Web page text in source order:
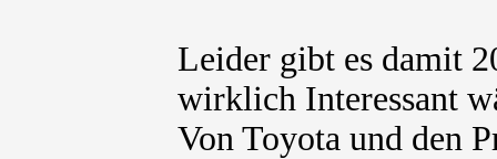
Leider gibt es damit
wirklich Interessant
Von Toyota und den